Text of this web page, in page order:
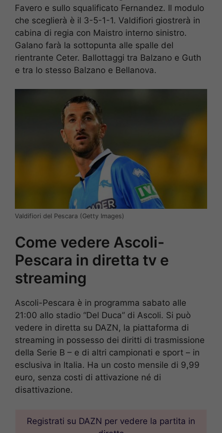
Favero e sullo squalificato Fernandez. Il modulo
che sceglierà è il 3-5-1-1. Valdifiori giostrerà in
cabina di regia con Maistro interno sinistro.
Galano farà la sottopunta alle spalle del
rientrante Ceter. Ballottaggi tra Balzano e Guth
e tra lo stesso Balzano e Bellanova.
Valdifiori del Pescara (Getty Images)
Come vedere Ascoli-
Pescara in diretta tv e
streaming
Ascoli-Pescara è in programma sabato alle
21:00 allo stadio “Del Duca” di Ascoli. Si può
vedere in diretta su DAZN, la piattaforma di
streaming in possesso dei diritti di trasmissione
della Serie B – e di altri campionati e sport – in
esclusiva in Italia. Ha un costo mensile di 9,99
euro, senza costi di attivazione né di
disattivazione.
Registrati su DAZN per vedere la partita in